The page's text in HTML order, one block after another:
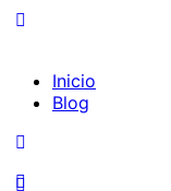
Inicio
Blog